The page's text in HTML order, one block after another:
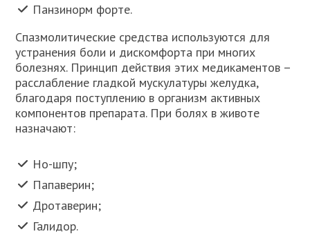
Панзинорм форте.
Спазмолитические средства используются для
устранения боли и дискомфорта при многих
болезнях. Принцип действия этих медикаментов –
расслабление гладкой мускулатуры желудка,
благодаря поступлению в организм активных
компонентов препарата. При болях в животе
назначают:
Но-шпу;
Папаверин;
Дротаверин;
Галидор.